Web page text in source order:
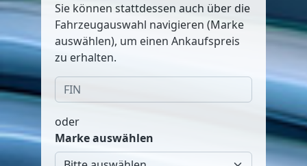
Sie können stattdessen auch über die
Fahrzeugauswahl navigieren (Marke
auswählen), um einen Ankaufspreis
zu erhalten.
oder
Marke auswählen